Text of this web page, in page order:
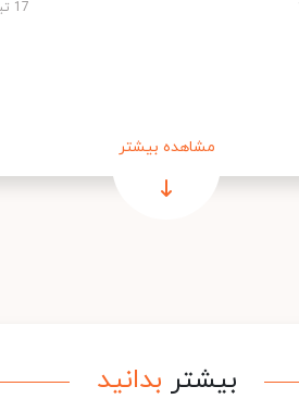
17 تیر 1405
مشاهده بیشتر
بیشتر بدانید